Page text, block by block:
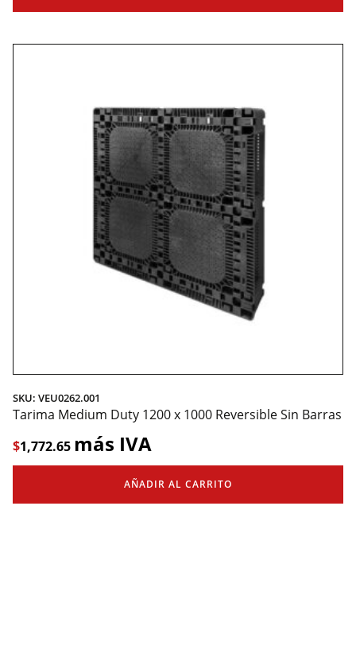
SKU: VEU0262.001
Tarima Medium Duty 1200 x 1000 Reversible Sin Barras
$1,772.65 más IVA
AÑADIR AL CARRITO